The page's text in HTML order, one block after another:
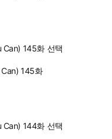
Can) 145화 선택
145화
Can) 144화 선택